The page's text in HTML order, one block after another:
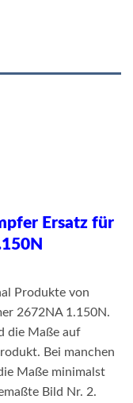
Ersatz für
Produkte von
2672NA 1.150N.
die Maße auf
Bei manchen
Maße minimalst
Bild Nr. 2.